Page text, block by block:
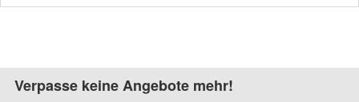
Verpasse keine Angebote mehr!